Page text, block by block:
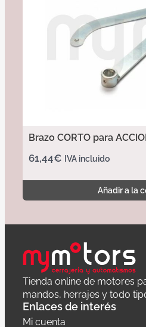
Brazo CORTO para
61,44€ IVA incluido
Añadir a la
Tienda online de motores
mandos, herrajes y todo
Enlaces de interés
Mi cuenta